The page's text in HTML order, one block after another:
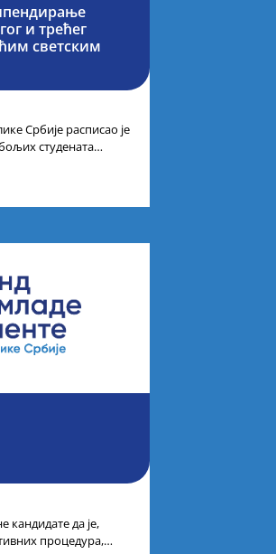
и трећег
светским
Србије расписао је
студената
кандидате да је,
процедура,